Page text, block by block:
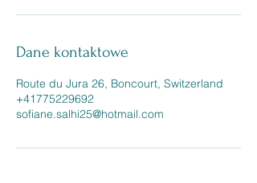
Dane kontaktowe
Route du Jura 26, Boncourt, Switzerland
+41775229692
sofiane.salhi25@hotmail.com